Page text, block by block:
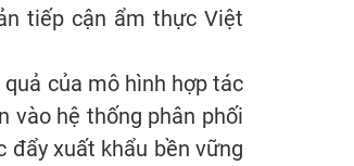
tiếp cận ẩm thực Việt
của mô hình hợp tác
vào hệ thống phân phối
đẩy xuất khẩu bền vững